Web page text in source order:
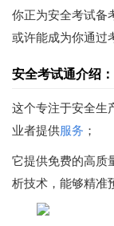
你正为安全考试备
或许能成为你通过
安全考试通介绍：
这个专注于安全生
业者提供服务 ；
它提供免费的高质
析技术，能够精准